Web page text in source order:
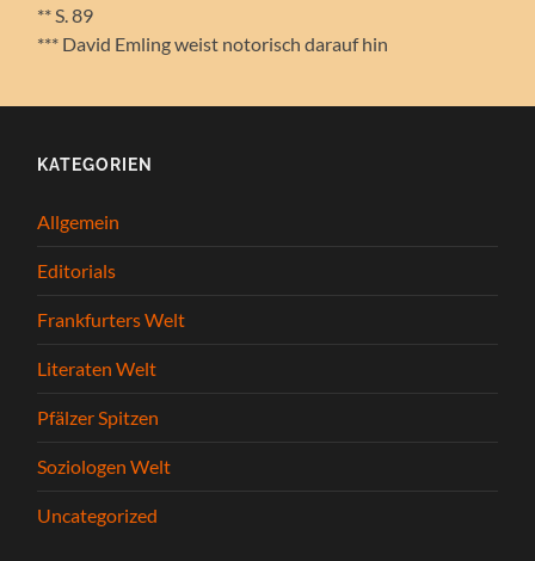
** S. 89
*** David Emling weist notorisch darauf hin
KATEGORIEN
Allgemein
Editorials
Frankfurters Welt
Literaten Welt
Pfälzer Spitzen
Soziologen Welt
Uncategorized